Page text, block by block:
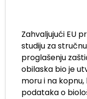
Zahvaljujući EU
studiju za
proglašenju
obilaska bio je
moru i na
podataka o